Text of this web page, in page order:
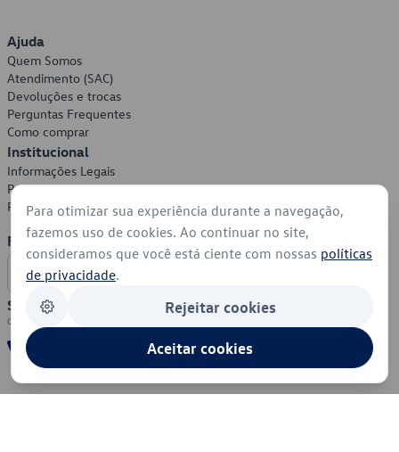
Ajuda
Quem Somos
Atendimento (SAC)
Devoluções e trocas
Perguntas Frequentes
Como comprar
Institucional
Informações Legais
Política de Privacidade
Política de Cookies
Formas de Pagamento
Segurança
Para otimizar sua experiência durante a navegação,
fazemos uso de cookies. Ao continuar no site,
consideramos que você está ciente com nossas políticas
de privacidade.
Rejeitar cookies
Aceitar cookies